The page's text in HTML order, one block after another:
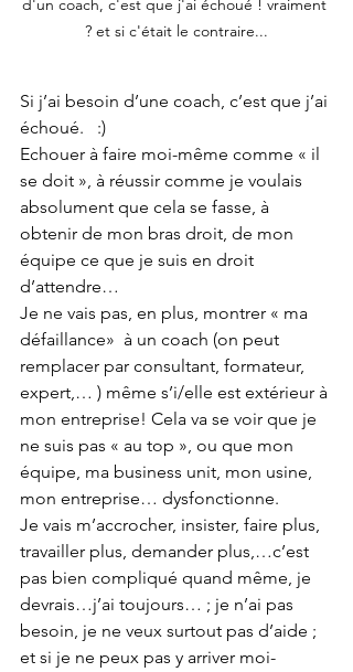
? et si c'était le contraire...
Si j’ai besoin d’une coach, c’est que j’ai
échoué.   :)
Echouer à faire moi-même comme « il
se doit », à réussir comme je voulais
absolument que cela se fasse, à
obtenir de mon bras droit, de mon
équipe ce que je suis en droit
d’attendre…
Je ne vais pas, en plus, montrer « ma
défaillance»  à un coach (on peut
remplacer par consultant, formateur,
expert,… ) même s’i/elle est extérieur à
mon entreprise! Cela va se voir que je
ne suis pas « au top », ou que mon
équipe, ma business unit, mon usine,
mon entreprise… dysfonctionne.
Je vais m’accrocher, insister, faire plus,
travailler plus, demander plus,…c’est
pas bien compliqué quand même, je
devrais…j’ai toujours… ; je n’ai pas
besoin, je ne veux surtout pas d’aide ;
et si je ne peux pas y arriver moi-